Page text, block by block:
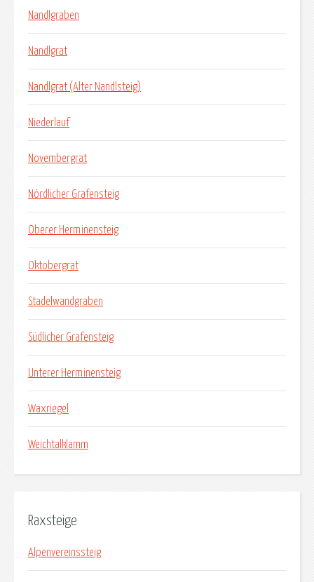
Nandlgraben
Nandlgrat
Nandlgrat (Alter Nandlsteig)
Niederlauf
Novembergrat
Nördlicher Grafensteig
Oberer Herminensteig
Oktobergrat
Stadelwandgraben
Südlicher Grafensteig
Unterer Herminensteig
Waxriegel
Weichtalklamm
Raxsteige
Alpenvereinssteig